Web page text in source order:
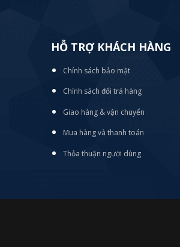
HỖ TRỢ KHÁCH HÀNG
Chính sách bảo mật
Chính sách đổi trả hàng
Giao hàng & vận chuyển
Mua hàng và thanh toán
Thỏa thuận người dùng